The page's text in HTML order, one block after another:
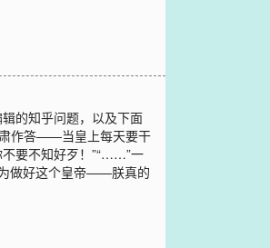
的知乎问题，以及下面
肃作答——当皇上每天要干
不要不知好歹！”“……”一
做好这个皇帝——朕真的